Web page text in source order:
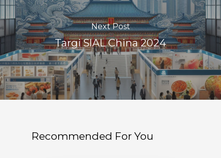
Next Post
Targi SIAL China 2024
Recommended For You